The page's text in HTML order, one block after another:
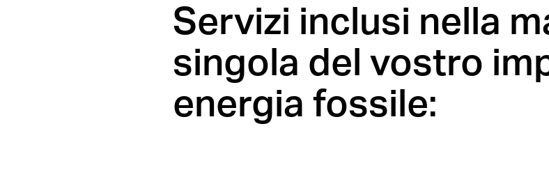
Servizi inclusi nella
singola del vostro
energia fossile: